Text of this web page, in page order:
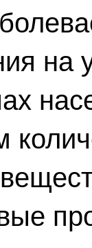
на